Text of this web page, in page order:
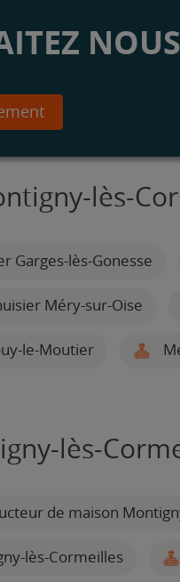
lès-
Garges-lès-Gonesse
Méry-sur-Oise
le-Moutier
lès-
de maison
lès-Cormeilles